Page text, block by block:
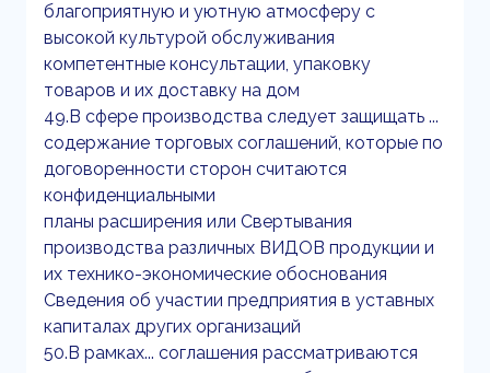
благоприятную и уютную атмосферу с
высокой культурой обслуживания
компетентные консультации, упаковку
товаров и их доставку на дом
49.В сфере производства следует защищать ...
содержание торговых соглашений, которые по
договоренности сторон считаются
конфиденциальными
планы расширения или Свертывания
производства различных ВИДОВ продукции и
их технико-экономические обоснования
Сведения об участии предприятия в уставных
капиталах других организаций
50.В рамках... соглашения рассматриваются